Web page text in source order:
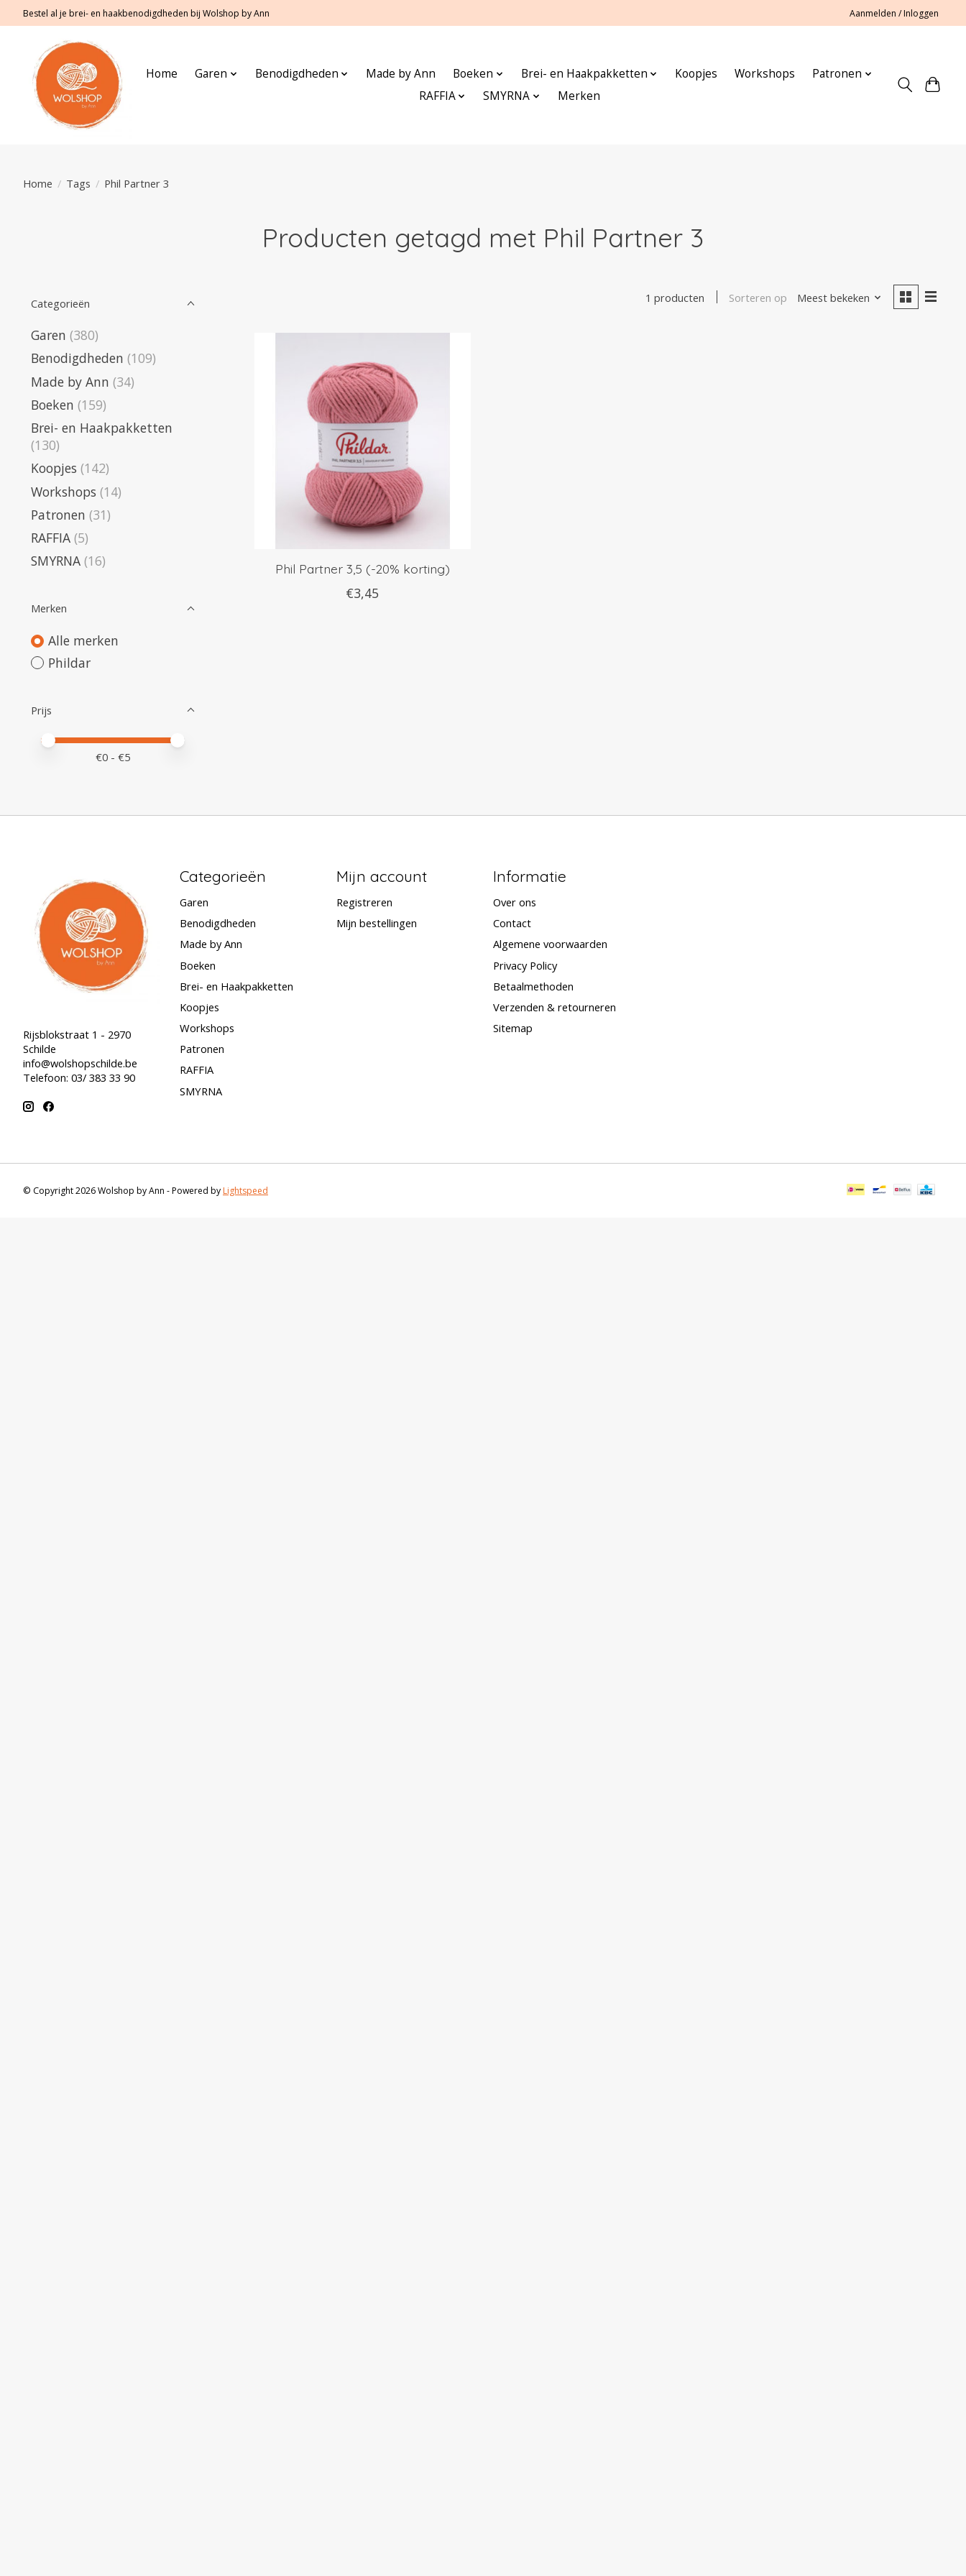
Bestel al je brei- en haakbenodigdheden bij Wolshop by Ann Aanmelden / Inloggen
Home Garen Benodigdheden Made by Ann Boeken Brei- en Haakpakketten Koopjes Workshops
Patronen
RAFFIA
SMYRNA Merken
Home / Tags / Phil Partner 3
Producten getagd met Phil Partner 3
Categorieën
Garen (380)
Benodigdheden (109)
Made by Ann (34)
Boeken (159)
Brei- en Haakpakketten
(130)
Koopjes (142)
Workshops (14)
Patronen (31)
RAFFIA (5)
SMYRNA (16)
Merken
Alle merken
Phildar
Prijs
Minimale prijswaarde
Price maximum value
€0 - €5
1 producten Sorteren op Meest bekeken
Phil Partner 3,5 (-20% korting)
€3,45
Rijsblokstraat 1 - 2970
Schilde
info@wolshopschilde.be
Telefoon: 03/ 383 33 90
Categorieën
Garen
Benodigdheden
Made by Ann
Boeken
Brei- en Haakpakketten
Koopjes
Workshops
Patronen
RAFFIA
SMYRNA
Mijn account
Registreren
Mijn bestellingen
Informatie
Over ons
Contact
Algemene voorwaarden
Privacy Policy
Betaalmethoden
Verzenden & retourneren
Sitemap
© Copyright 2026 Wolshop by Ann - Powered byLightspeed